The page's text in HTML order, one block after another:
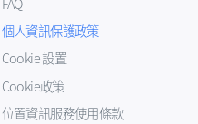
個人資訊保護政策
Cookie 設置
Cookie政策
位置資訊服務使用條款